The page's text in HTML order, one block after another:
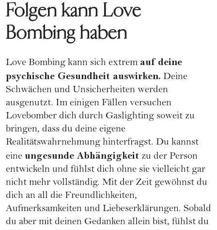
Folgen kann Love
Bombing haben
Love Bombing kann sich extrem auf deine
psychische Gesundheit auswirken. Deine
Schwächen und Unsicherheiten werden
ausgenutzt. Im einigen Fällen versuchen
Lovebomber dich durch Gaslighting soweit zu
bringen, dass du deine eigene
Realitätswahrnehmung hinterfragst. Du kannst
eine ungesunde Abhängigkeit zu der Person
entwickeln und fühlst dich ohne sie vielleicht gar
nicht mehr vollständig. Mit der Zeit gewöhnst du
dich an all die Freundlichkeiten,
Aufmerksamkeiten und Liebeserklärungen. Sobald
du aber mit deinen Gedanken allein bist, fühlst du